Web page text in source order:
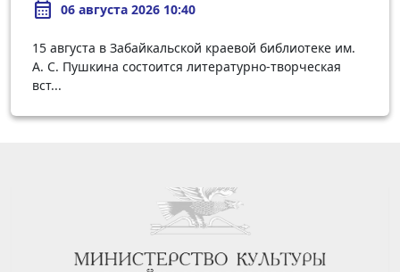
calendar_month 06 августа 2026 10:40
15 августа в Забайкальской краевой библиотеке им.
А. С. Пушкина состоится литературно-творческая
вст...